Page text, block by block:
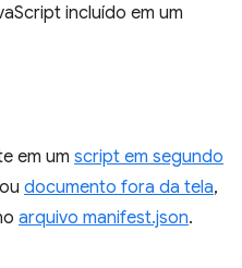
incluído em um
em um script em segundo
ou documento fora da tela,
arquivo manifest.json.